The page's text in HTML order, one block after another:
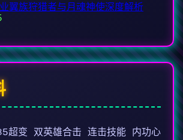
翼族狩猎者与月魂神使深度解析
超变 双英雄合击 连击技能 内功心